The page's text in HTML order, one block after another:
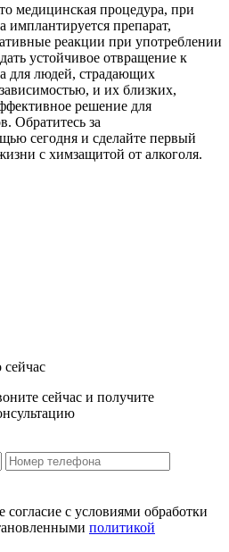
медицинская процедура, при
имплантируется препарат,
реакции при употреблении
устойчивое отвращение к
для людей, страдающих
и их близких,
решение для
Обратитесь за
сегодня и сделайте первый
с химзащитой от алкоголя.
сейчас и получите
согласие с условиями обработки
политикой